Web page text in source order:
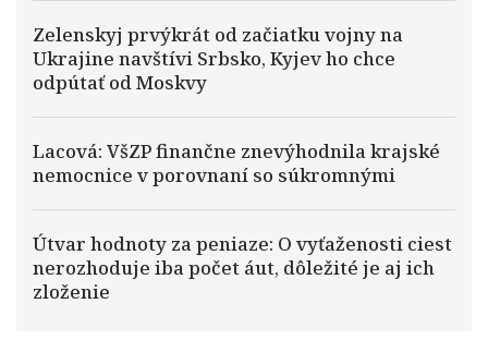
Zelenskyj prvýkrát od začiatku vojny na
Ukrajine navštívi Srbsko, Kyjev ho chce
odpútať od Moskvy
Lacová: VšZP finančne znevýhodnila krajské
nemocnice v porovnaní so súkromnými
Útvar hodnoty za peniaze: O vyťaženosti ciest
nerozhoduje iba počet áut, dôležité je aj ich
zloženie